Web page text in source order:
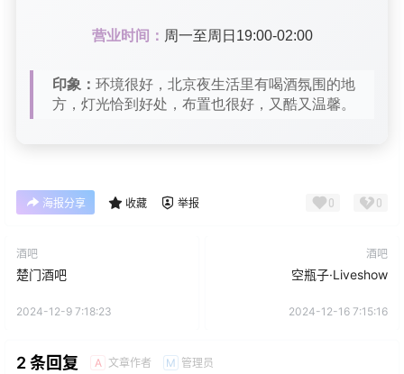
营业时间： 周一至周日19:00-02:00
印象： 环境很好，北京夜生活里有喝酒氛围的地
方，灯光恰到好处，布置也很好，又酷又温馨。
海报分享 收藏 举报 0 0
酒吧
楚门酒吧
2024-12-9 7:18:23
酒吧
空瓶子·Liveshow
2024-12-16 7:15:16
2 条回复 A 文章作者 M 管理员